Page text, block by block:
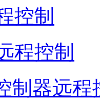
控制
程控制
制器远程